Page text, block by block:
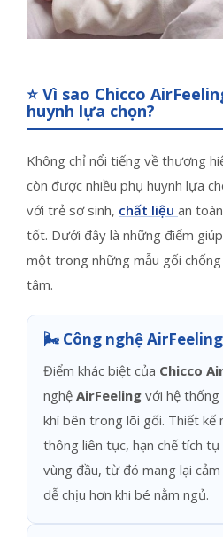
⭐ Vì sao Chicco
huynh lựa chọn?
Không chỉ nổi tiếng về thương
còn được nhiều phụ huynh lựa
với trẻ sơ sinh, chất liệu an
tốt. Dưới đây là những điểm
một trong những mẫu gối
tâm.
🌬️ Công nghệ AirFeeling
Điểm khác biệt của Chicco
nghệ AirFeeling với hệ
khí bên trong lõi gối. Thiết kế
thông liên tục, hạn chế tích
vùng đầu, từ đó mang lại
dễ chịu hơn khi bé nằm ngủ.